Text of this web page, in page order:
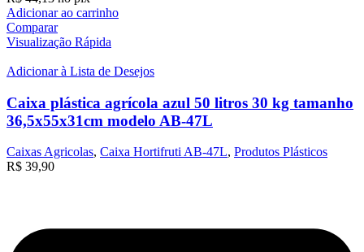
Adicionar ao carrinho
Comparar
Visualização Rápida
Adicionar à Lista de Desejos
Caixa plástica agrícola azul 50 litros 30 kg tamanho
36,5x55x31cm modelo AB-47L
Caixas Agricolas, Caixa Hortifruti AB-47L, Produtos Plásticos
R$ 39,90